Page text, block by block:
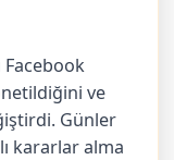
Facebook
ve
Günler
kararlar alma